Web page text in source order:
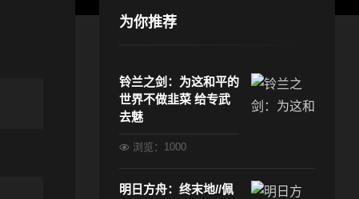
为你推荐
铃兰之剑：为这和平的
世界不做韭菜 给专武
去魅
浏览：1000
明日方舟：终末地//佩